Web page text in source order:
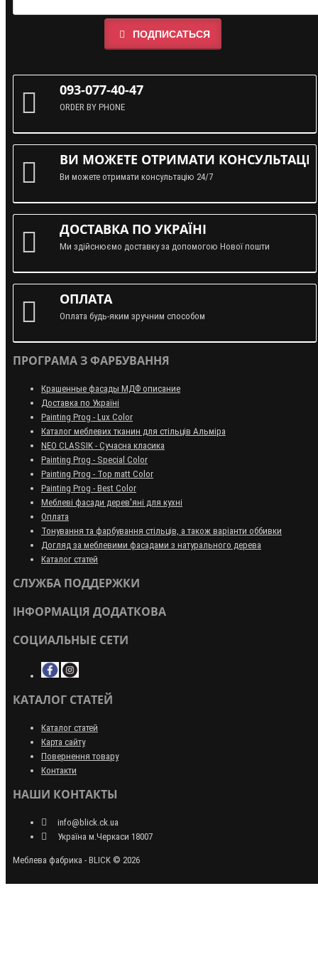
ПОДПИСАТЬСЯ
093-077-40-47
ORDER BY PHONE
ВИ МОЖЕТЕ ОТРИМАТИ
Ви можете отримати консультацію 24/7
ДОСТАВКА ПО УКРАЇНІ
Ми здійснюємо доставку за допомогою Нової пошти
ОПЛАТА
Оплата будь-яким зручним способом
ПРОГРАМА З ФАРБУВАННЯ
Крашенные фасады МДФ описание
Доставка по Україні
Painting Prog - Lux Color
Каталог меблевих тканин для стільців Альміра
NEO CLASSIK - Сучасна класика
Painting Prog - Special Color
Painting Prog - Top matt Color
Painting Prog - Best Color
Меблеві фасади дерев'яні для кухні
Оплата
Тонування та фарбування стільців, а також варіанти оббивки
Догляд за меблевими фасадами з натурального дерева
Каталог статей
СЛУЖБА ПОДДЕРЖКИ
ІНФОРМАЦІЯ ДОДАТКОВА
СОЦИАЛЬНЫЕ СЕТИ
КАТАЛОГ СТАТЕЙ
Каталог статей
Карта сайту
Повернення товару
Контакти
НАШИ КОНТАКТЫ
info@blick.ck.ua
Україна м.Черкаси 18007
Меблева фабрика - BLICK © 2026